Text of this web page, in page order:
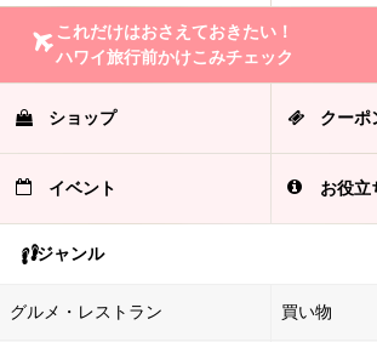
これだけはおさえておきたい！
ハワイ旅行前かけこみチェック
ショップ クーポ
イベント お役立
ジャンル
グルメ・レストラン 買い物